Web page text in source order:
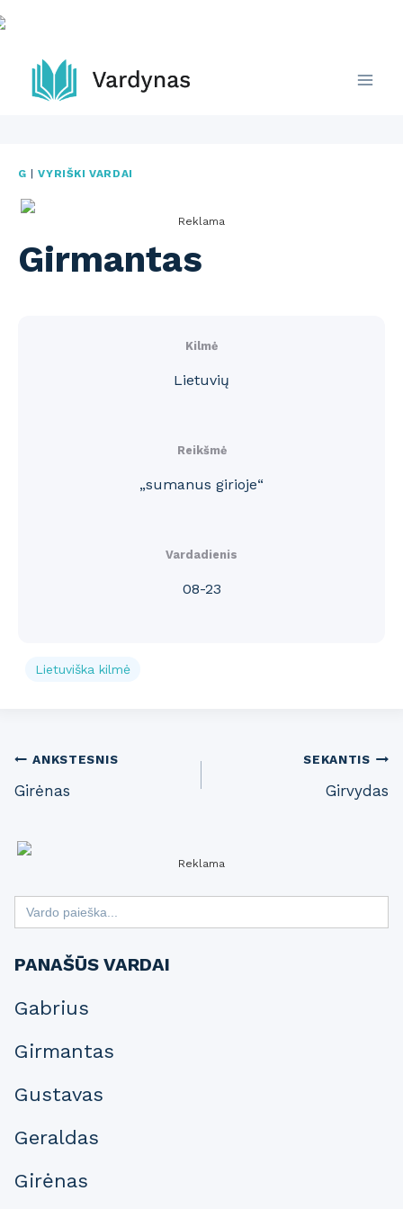
Skip
to
content
G |VYRIŠKI VARDAI
Reklama
Girmantas
Kilmė
Lietuvių
Reikšmė
„sumanus girioje“
Vardadienis
08-23
Lietuviška kilmė
Post
navigation
ANKSTESNIS
Girėnas
SEKANTIS
Girvydas
Reklama
Search
for:
PANAŠŪS VARDAI
Gabrius
Girmantas
Gustavas
Geraldas
Girėnas